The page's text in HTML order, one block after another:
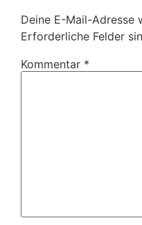
Deine E-Mail-
Erforderliche Felder
Kommentar *